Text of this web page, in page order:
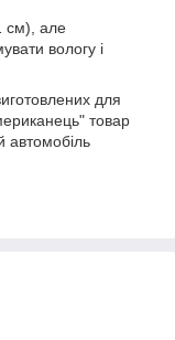
см), але
вологу і
для
товар